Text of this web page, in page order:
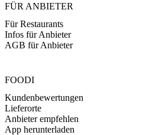
FÜR ANBIETER
Für Restaurants
Infos für Anbieter
AGB für Anbieter
FOODI
Kundenbewertungen
Lieferorte
Anbieter empfehlen
App herunterladen